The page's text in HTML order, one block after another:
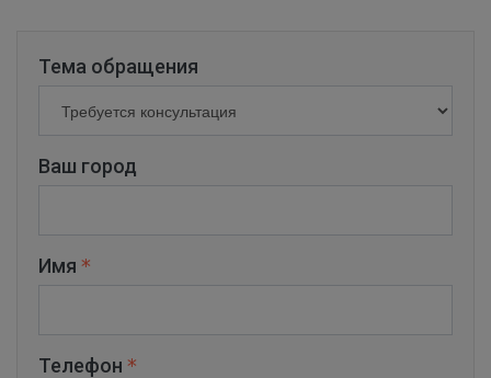
Тема обращения
Ваш город
Имя
Телефон